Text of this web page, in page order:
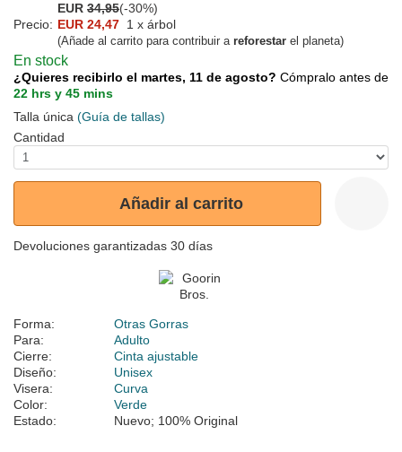
EUR 34,95(-30%)
Precio: EUR 24,47 1 x árbol
(Añade al carrito para contribuir a reforestar el planeta)
En stock
¿Quieres recibirlo el martes, 11 de agosto? Cómpralo antes de
22 hrs y 45 mins
Talla única (Guía de tallas)
Cantidad
Añadir al carrito
Devoluciones garantizadas 30 días
Forma:
Otras Gorras
Para:
Adulto
Cierre:
Cinta ajustable
Diseño:
Unisex
Visera:
Curva
Color:
Verde
Estado:
Nuevo; 100% Original